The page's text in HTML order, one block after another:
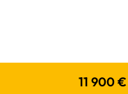
11 900 €